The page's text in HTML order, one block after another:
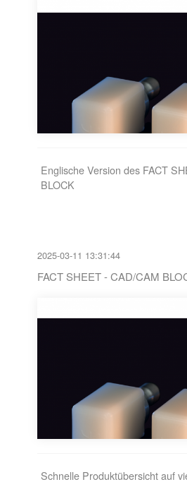
Englische Version des FACT
BLOCK
2025-03-11 13:31:44
FACT SHEET - CAD/CAM
Schnelle Produktübersicht auf